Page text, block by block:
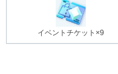
イベントチケット×9